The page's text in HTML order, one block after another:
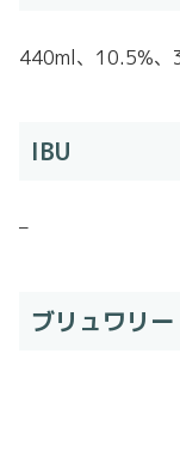
440ml、10.5%、
IBU
–
ブリュワリー